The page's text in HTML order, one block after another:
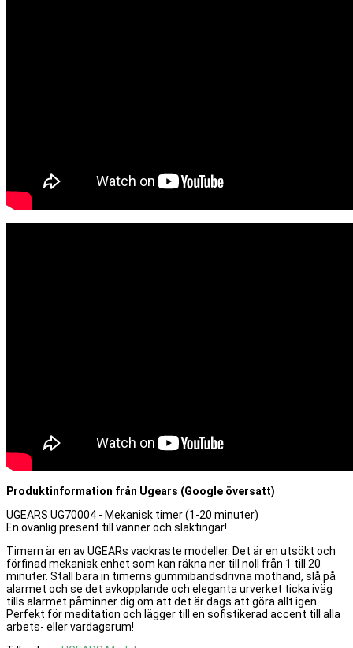
Produktinformation från Ugears (Google översatt)
UGEARS UG70004 - Mekanisk timer (1-20 minuter)
En ovanlig present till vänner och släktingar!
Timern är en av UGEARs vackraste modeller. Det är en utsökt och
förfinad mekanisk enhet som kan räkna ner till noll från 1 till 20
minuter. Ställ bara in timerns gummibandsdrivna mothand, slå på
alarmet och se det avkopplande och eleganta urverket ticka iväg
tills alarmet påminner dig om att det är dags att göra allt igen.
Perfekt för meditation och lägger till en sofistikerad accent till alla
arbets- eller vardagsrum!